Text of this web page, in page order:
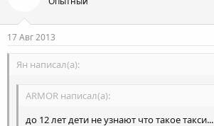
17 Авг 2013
Ян написал(а):
ARMOR написал(а):
до 12 лет дети не узнают что такое такси...